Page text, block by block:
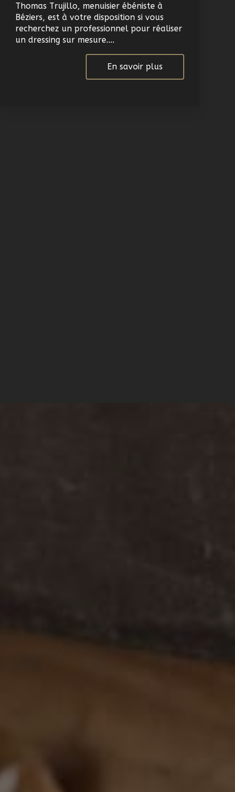
Thomas Trujillo, menuisier ébéniste à
Béziers, est à votre disposition si vous
recherchez un professionnel pour réaliser
un dressing sur mesure....
En savoir plus